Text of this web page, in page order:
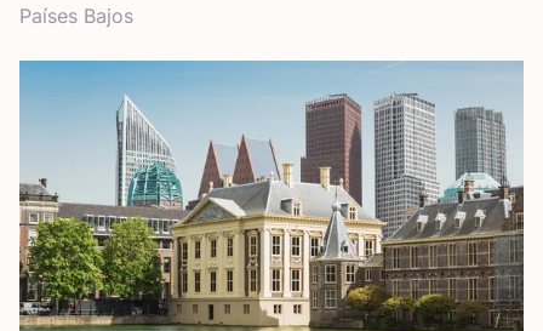
Paí­ses Bajos